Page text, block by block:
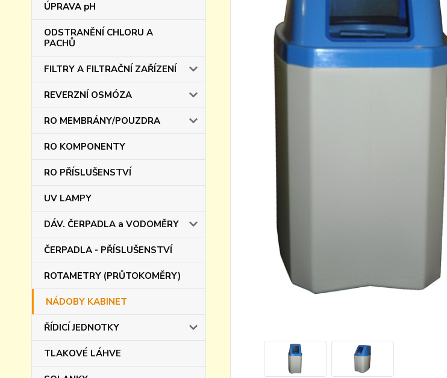
ÚPRAVA pH
ODSTRANĚNÍ CHLORU A
PACHŮ
FILTRY A FILTRAČNÍ ZAŘÍZENÍ
REVERZNÍ OSMÓZA
RO MEMBRÁNY/POUZDRA
RO KOMPONENTY
RO PŘÍSLUŠENSTVÍ
UV LAMPY
DÁV. ČERPADLA a VODOMĚRY
ČERPADLA - PŘÍSLUŠENSTVÍ
ROTAMETRY (PRŮTOKOMĚRY)
NÁDOBY KABINET
ŘÍDICÍ JEDNOTKY
TLAKOVÉ LÁHVE